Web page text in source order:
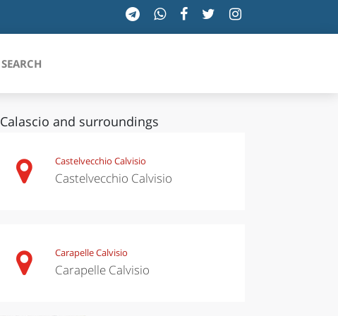
TOSCANA
VALLE D'AOSTA
SEARCH
Calascio and surroundings
Castelvecchio Calvisio
Castelvecchio Calvisio
Carapelle Calvisio
Carapelle Calvisio